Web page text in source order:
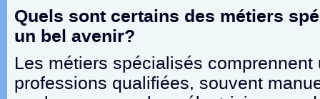
Quels sont certains des métiers
un bel avenir?
Les métiers spécialisés comprennent
professions qualifiées, souvent